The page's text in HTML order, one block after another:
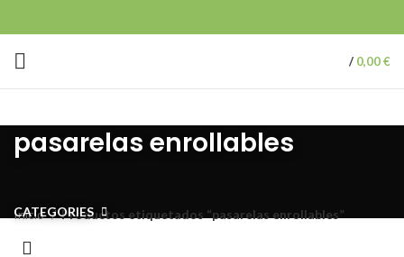
/ 0,00€
pasarelas enrollables
CATEGORIES
Inicio Productos etiquetados “pasarelas enrollables”